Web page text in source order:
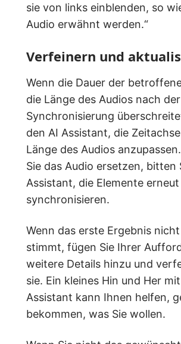
sie von links einblenden, so
Audio erwähnt werden.“
Verfeinern und
Wenn die Dauer der
die Länge des Audios nach der
Synchronisierung
den AI Assistant, die
Länge des Audios
Sie das Audio ersetzen, bitten
Assistant, die Elemente erneut
synchronisieren.
Wenn das erste Ergebnis
stimmt, fügen Sie Ihrer
weitere Details hinzu und
sie. Ein kleines Hin und Her
Assistant kann Ihnen helfen,
bekommen, was Sie wollen.